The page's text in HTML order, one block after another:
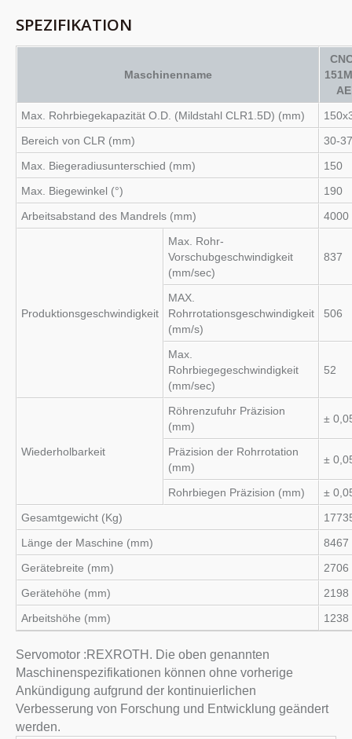
SPEZIFIKATION
Maschinenname
AE
Max. Rohrbiegekapazität O.D. (Mildstahl CLR1.5D) (mm)
Bereich von CLR (mm)
30-
Max. Biegeradiusunterschied (mm)
150
Max. Biegewinkel (°)
190
Arbeitsabstand des Mandrels (mm)
4000
Produktionsgeschwindigkeit
Max. Rohr-
Vorschubgeschwindigkeit
(mm/sec)
837
MAX.
Rohrrotationsgeschwindigkeit
(mm/s)
506
Max.
Rohrbiegegeschwindigkeit
(mm/sec)
52
Wiederholbarkeit
Röhrenzufuhr Präzision
(mm)
±
Präzision der Rohrrotation
(mm)
±
Rohrbiegen Präzision (mm)
±
Gesamtgewicht (Kg)
Länge der Maschine (mm)
8467
Gerätebreite (mm)
2706
Gerätehöhe (mm)
2198
Arbeitshöhe (mm)
1238
Servomotor :REXROTH. Die oben genannten
Maschinenspezifikationen können ohne vorherige
Ankündigung aufgrund der kontinuierlichen
Verbesserung von Forschung und Entwicklung geändert
werden.